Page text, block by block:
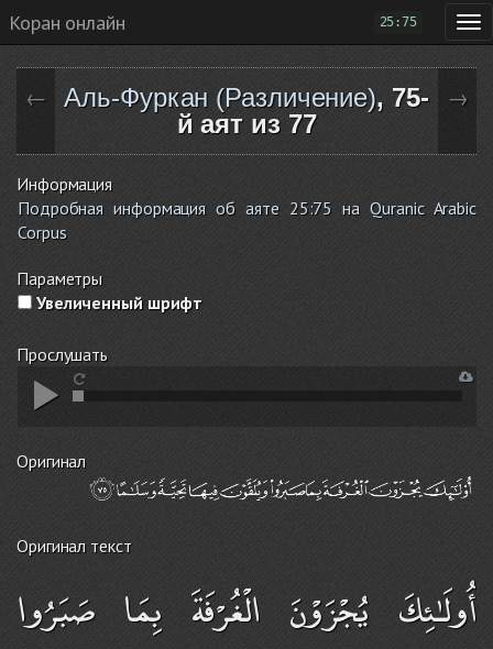
Коран онлайн 25:75
← Аль-Фуркан (Различение), 75-
й аят из 77
→
Информация
Подробная информация об аяте 25:75 на Quranic Arabic
Corpus
Параметры
Увеличенный шрифт
Прослушать
Оригинал
Оригинал текст
أُولَـٰئِكَ يُجْزَوْنَ الْغُرْفَةَ بِمَا صَبَرُوا